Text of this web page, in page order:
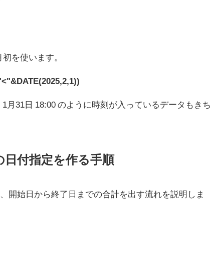
を使います。
月31日 18:00 のように時刻が入っているデータもきち
付指定を作る手順
開始日から終了日までの合計を出す流れを説明しま